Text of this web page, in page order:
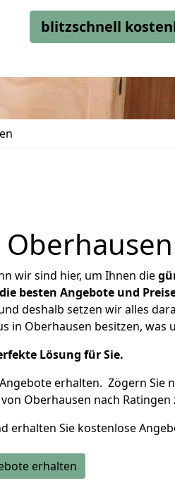
blitzschnell
wir sind hier, um Ihnen die
die besten Angebote und
deshalb setzen wir alles
in Oberhausen besitzen, was
Lösung für Sie.
erhalten. Zögern Sie
Oberhausen nach Ratingen
erhalten Sie kostenlose
erhalten